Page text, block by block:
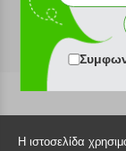
Sitemap
Τρόποι
Τρόποι
Πολιτική
Τεχνική
Η ιστοσελίδα